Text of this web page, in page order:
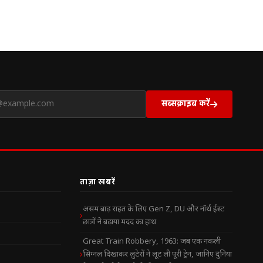
सब्सक्राइब करें
ताज़ा खबरें
असम बाढ़ राहत के लिए Gen Z, DU और नॉर्थ ईस्ट
छात्रों ने बढ़ाया मदद का हाथ
Great Train Robbery, 1963: जब एक नकली
सिग्नल दिखाकर लुटेरों ने लूट ली पूरी ट्रेन, जानिए दुनिया